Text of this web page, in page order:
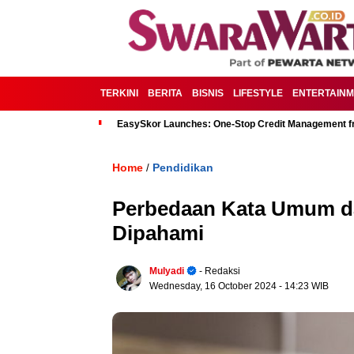
TERKINI BERITA BISNIS LIFESTYLE
EasySkor Launches: One-Stop Credit
Home / Pendidikan
Perbedaan Kata Umum
Dipahami
Mulyadi
- Redaksi
Wednesday, 16 October 2024 - 14:23 WIB